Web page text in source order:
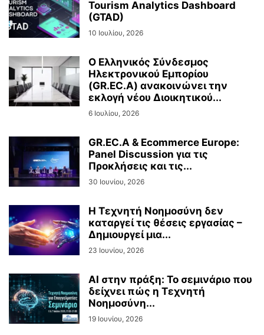
Tourism Analytics Dashboard
(GTAD)
10 Ιουλίου, 2026
Ο Ελληνικός Σύνδεσμος
Ηλεκτρονικού Εμπορίου
(GR.EC.A) ανακοινώνει την
εκλογή νέου Διοικητικού...
6 Ιουλίου, 2026
GR.EC.A & Ecommerce Europe:
Panel Discussion για τις
Προκλήσεις και τις...
30 Ιουνίου, 2026
Η Τεχνητή Νοημοσύνη δεν
καταργεί τις θέσεις εργασίας –
Δημιουργεί μια...
23 Ιουνίου, 2026
AI στην πράξη: Το σεμινάριο που
δείχνει πώς η Τεχνητή
Νοημοσύνη...
19 Ιουνίου, 2026